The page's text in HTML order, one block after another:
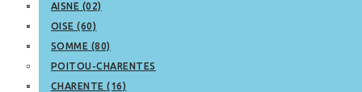
AISNE (02)
OISE (60)
SOMME (80)
POITOU-CHARENTES
CHARENTE (16)